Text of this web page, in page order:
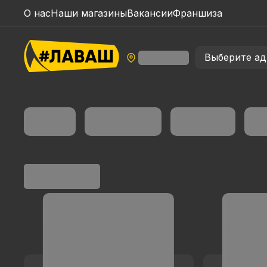
О насНаши магазиныВакансииФраншиза
Выберите